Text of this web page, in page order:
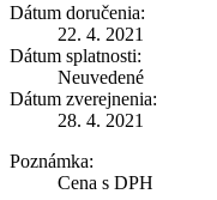
Dátum doručenia:
22. 4. 2021
Dátum splatnosti:
Neuvedené
Dátum zverejnenia:
28. 4. 2021
Poznámka:
Cena s DPH